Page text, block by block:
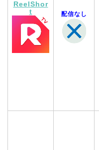
ReelShor
t
配信なし